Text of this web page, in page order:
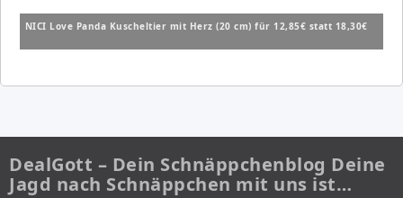
NICI Love Panda Kuscheltier mit Herz (20 cm) für 12,85€ statt 18,30€
DealGott – Dein Schnäppchenblog Deine
Jagd nach Schnäppchen mit uns ist…